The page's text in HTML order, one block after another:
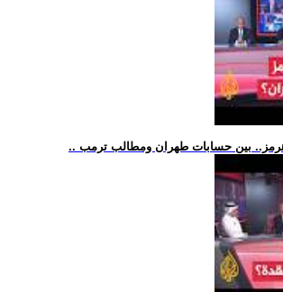
هرمز.. بين حسابات طهران ومطالب ترمب